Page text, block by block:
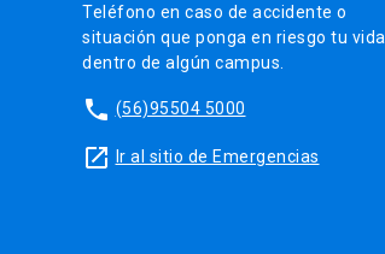
Teléfono en caso de accidente o
situación que ponga en riesgo tu vida
dentro de algún campus.
phone (56)95504 5000
launch Ir al sitio de Emergencias